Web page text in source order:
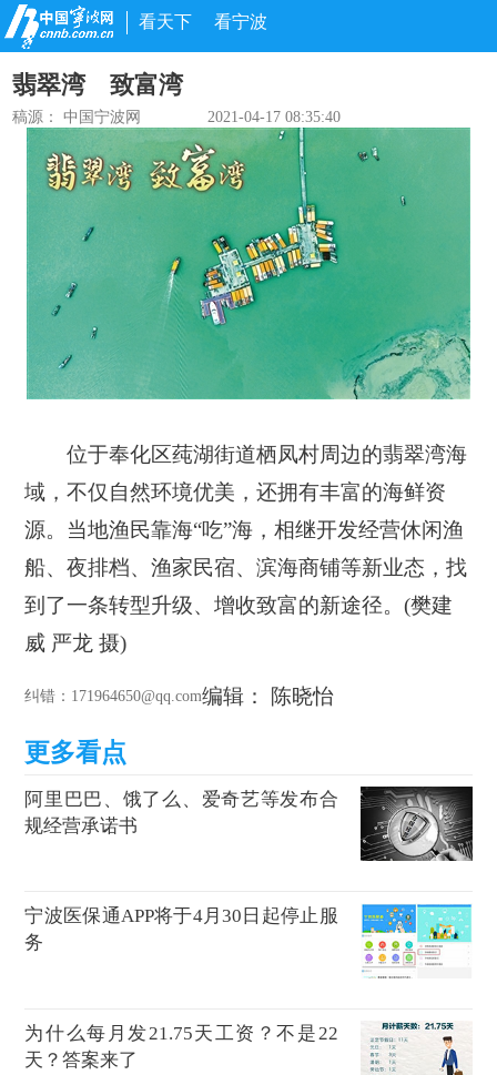
看天下 看宁波
翡翠湾 致富湾
稿源：中国宁波网 2021-04-17 08:35:40
位于奉化区莼湖街道栖凤村周边的翡翠湾海
域，不仅自然环境优美，还拥有丰富的海鲜资
源。当地渔民靠海“吃”海，相继开发经营休闲渔
船、夜排档、渔家民宿、滨海商铺等新业态，找
到了一条转型升级、增收致富的新途径。(樊建
威 严龙 摄)
纠错 ：171964650@qq.com编辑： 陈晓怡
阿里巴巴、饿了么、爱奇艺等发布合
规经营承诺书
宁波医保通APP将于4月30日起停止服
务
为什么每月发21.75天工资？不是22
天？答案来了